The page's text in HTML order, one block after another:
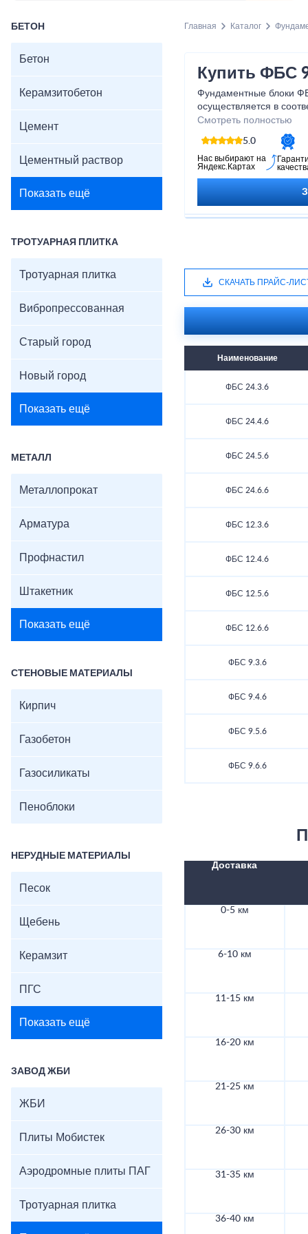
БЕТОН
Бетон
Керамзитобетон
Цемент
Цементный раствор
Показать ещё
ТРОТУАРНАЯ ПЛИТКА
Тротуарная плитка
Вибропрессованная
Старый город
Новый город
Показать ещё
МЕТАЛЛ
Металлопрокат
Арматура
Профнастил
Штакетник
Показать ещё
СТЕНОВЫЕ МАТЕРИАЛЫ
Кирпич
Газобетон
Газосиликаты
Пеноблоки
НЕРУДНЫЕ МАТЕРИАЛЫ
Песок
Щебень
Керамзит
ПГС
Показать ещё
ЗАВОД ЖБИ
ЖБИ
Плиты Мобистек
Аэродромные плиты ПАГ
Тротуарная плитка
Главная Каталог
Купить ФБС
Фундаментные блоки
осуществляется в
бетона марки М100,
Вес одной штуки
Смотреть полностью
5.0
Нас выбирают на
Яндекс.Картах
СКАЧАТЬ ПРАЙС-
Наименование
ФБС 24.3.6
ФБС 24.4.6
ФБС 24.5.6
ФБС 24.6.6
ФБС 12.3.6
ФБС 12.4.6
ФБС 12.5.6
ФБС 12.6.6
ФБС 9.3.6
ФБС 9.4.6
ФБС 9.5.6
ФБС 9.6.6
Доставка
0-5 км
6-10 км
11-15 км
16-20 км
21-25 км
26-30 км
31-35 км
36-40 км